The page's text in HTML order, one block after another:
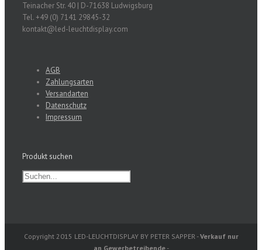
Teinacher Str. 40 | D-71638 Ludwigsburg
Tel. +49 (0) 7141 29845-32
kontakt@led-leuchtdisplay.com
AGB
Zahlungsarten
Versandarten
Datenschutz
Impressum
Produkt suchen
Copyright 2015 LED-LEUCHTDISPLAY BY PETER SAPPER -Verkauf nur
an Gewerbetreibende-